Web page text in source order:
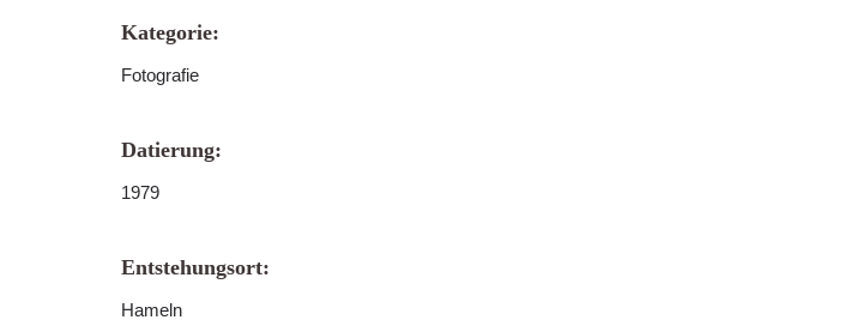
Kategorie:
Fotografie
Datierung:
1979
Entstehungsort:
Hameln